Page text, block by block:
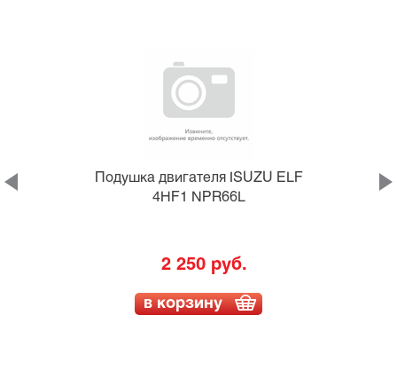
Подушка двигателя ISUZU ELF
4HF1 NPR66L
2 250 руб.
в корзину